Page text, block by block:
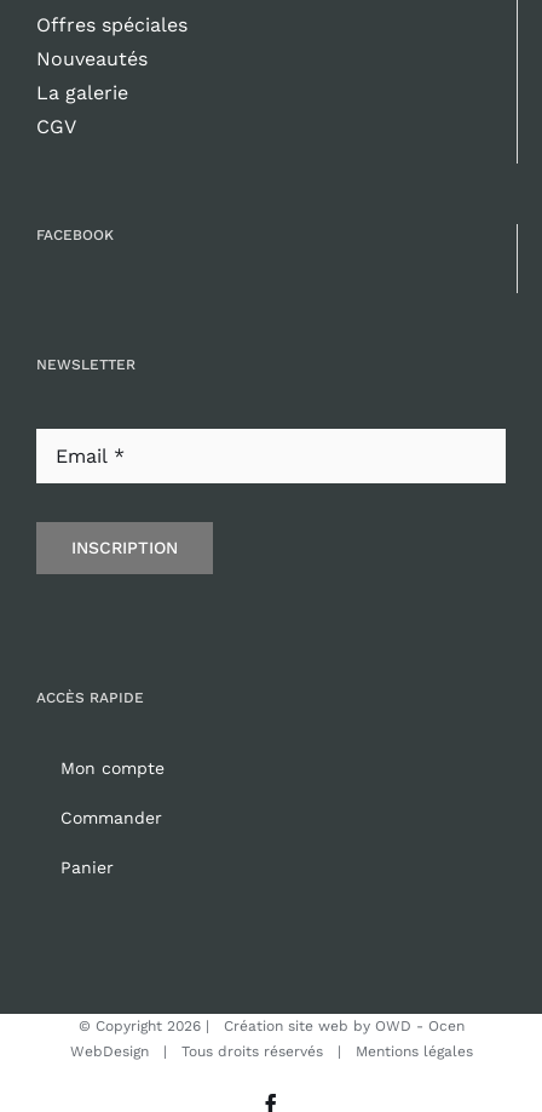
Offres spéciales
Nouveautés
La galerie
CGV
FACEBOOK
NEWSLETTER
INSCRIPTION
ACCÈS RAPIDE
Mon compte
Commander
Panier
© Copyright 2026 | Création site web by OWD - Ocen
WebDesign| Tous droits réservés | Mentions légales